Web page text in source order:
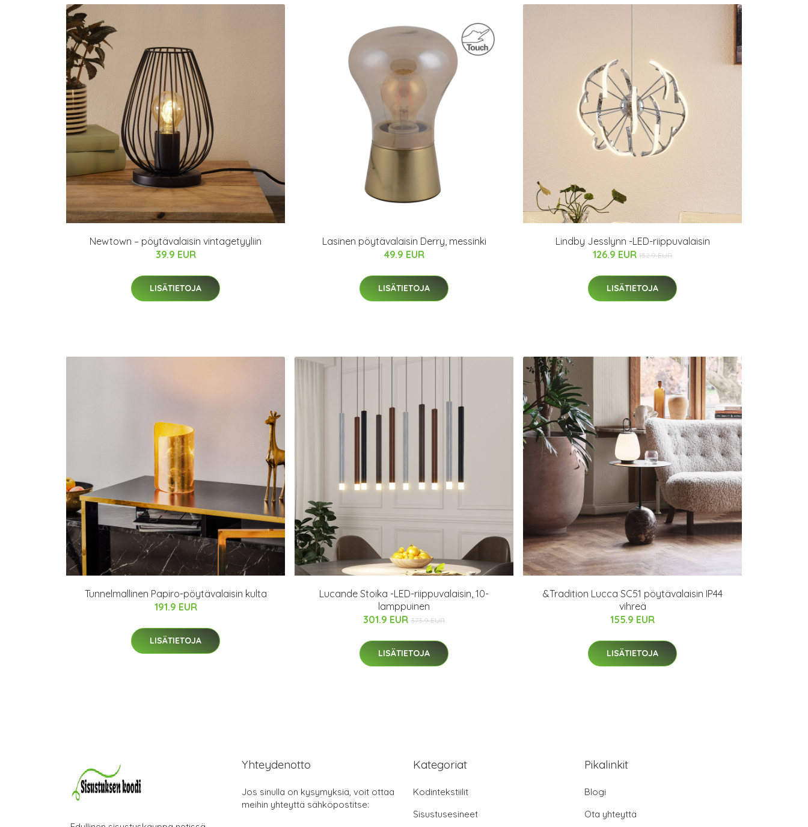
Newtown – pöytävalaisin vintagetyyliin
39.9 EUR
LISÄTIETOJA
Lasinen pöytävalaisin Derry, messinki
49.9 EUR
LISÄTIETOJA
Lindby Jesslynn -LED-riippuvalaisin
126.9 EUR 152.9 EUR
LISÄTIETOJA
Tunnelmallinen Papiro-pöytävalaisin kulta
191.9 EUR
LISÄTIETOJA
Lucande Stoika -LED-riippuvalaisin, 10-
lamppuinen
301.9 EUR 373.9 EUR
LISÄTIETOJA
&Tradition Lucca SC51 pöytävalaisin IP44
vihreä
155.9 EUR
LISÄTIETOJA
Yhteydenotto
Jos sinulla on kysymyksiä, voit ottaa
meihin yhteyttä sähköpostitse:
Kategoriat
Kodintekstiilit
Sisustusesineet
Pikalinkit
Blogi
Ota yhteyttä